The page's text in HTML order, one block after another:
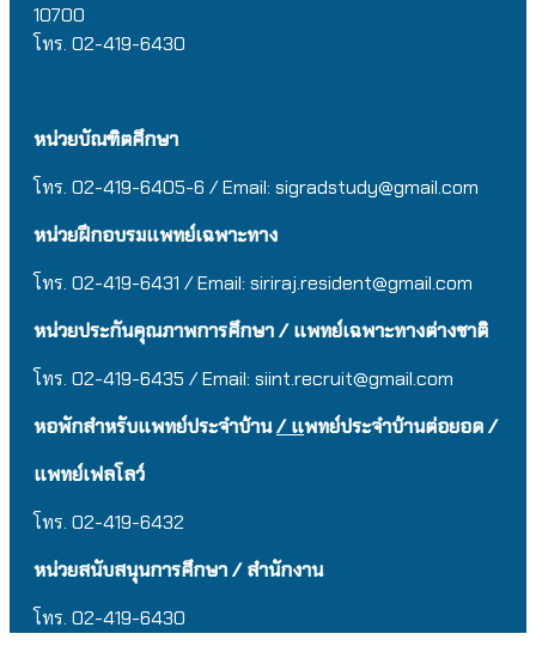
10700
โทร. 02-419-6430
หน่วยบัณฑิตศึกษา
โทร. 02-419-6405-6 / Email: sigradstudy@gmail.com
หน่วยฝึกอบรมแพทย์เฉพาะทาง
โทร. 02-419-6431 / Email: siriraj.resident@gmail.com
หน่วยประกันคุณภาพการศึกษา / แพทย์เฉพาะทางต่างชาติ
โทร. 02-419-6435 / Email: siint.recruit@gmail.com
หอพักสำหรับแพทย์ประจำบ้าน/ แพทย์ประจำบ้านต่อยอด /
แพทย์เฟลโลว์
โทร. 02-419-6432
หน่วยสนับสนุนการศึกษา / สำนักงาน
โทร. 02-419-6430